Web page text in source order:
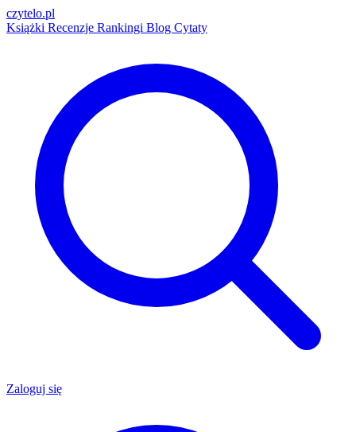
czytelo.pl
Książki Recenzje Rankingi Blog Cytaty
Zaloguj się